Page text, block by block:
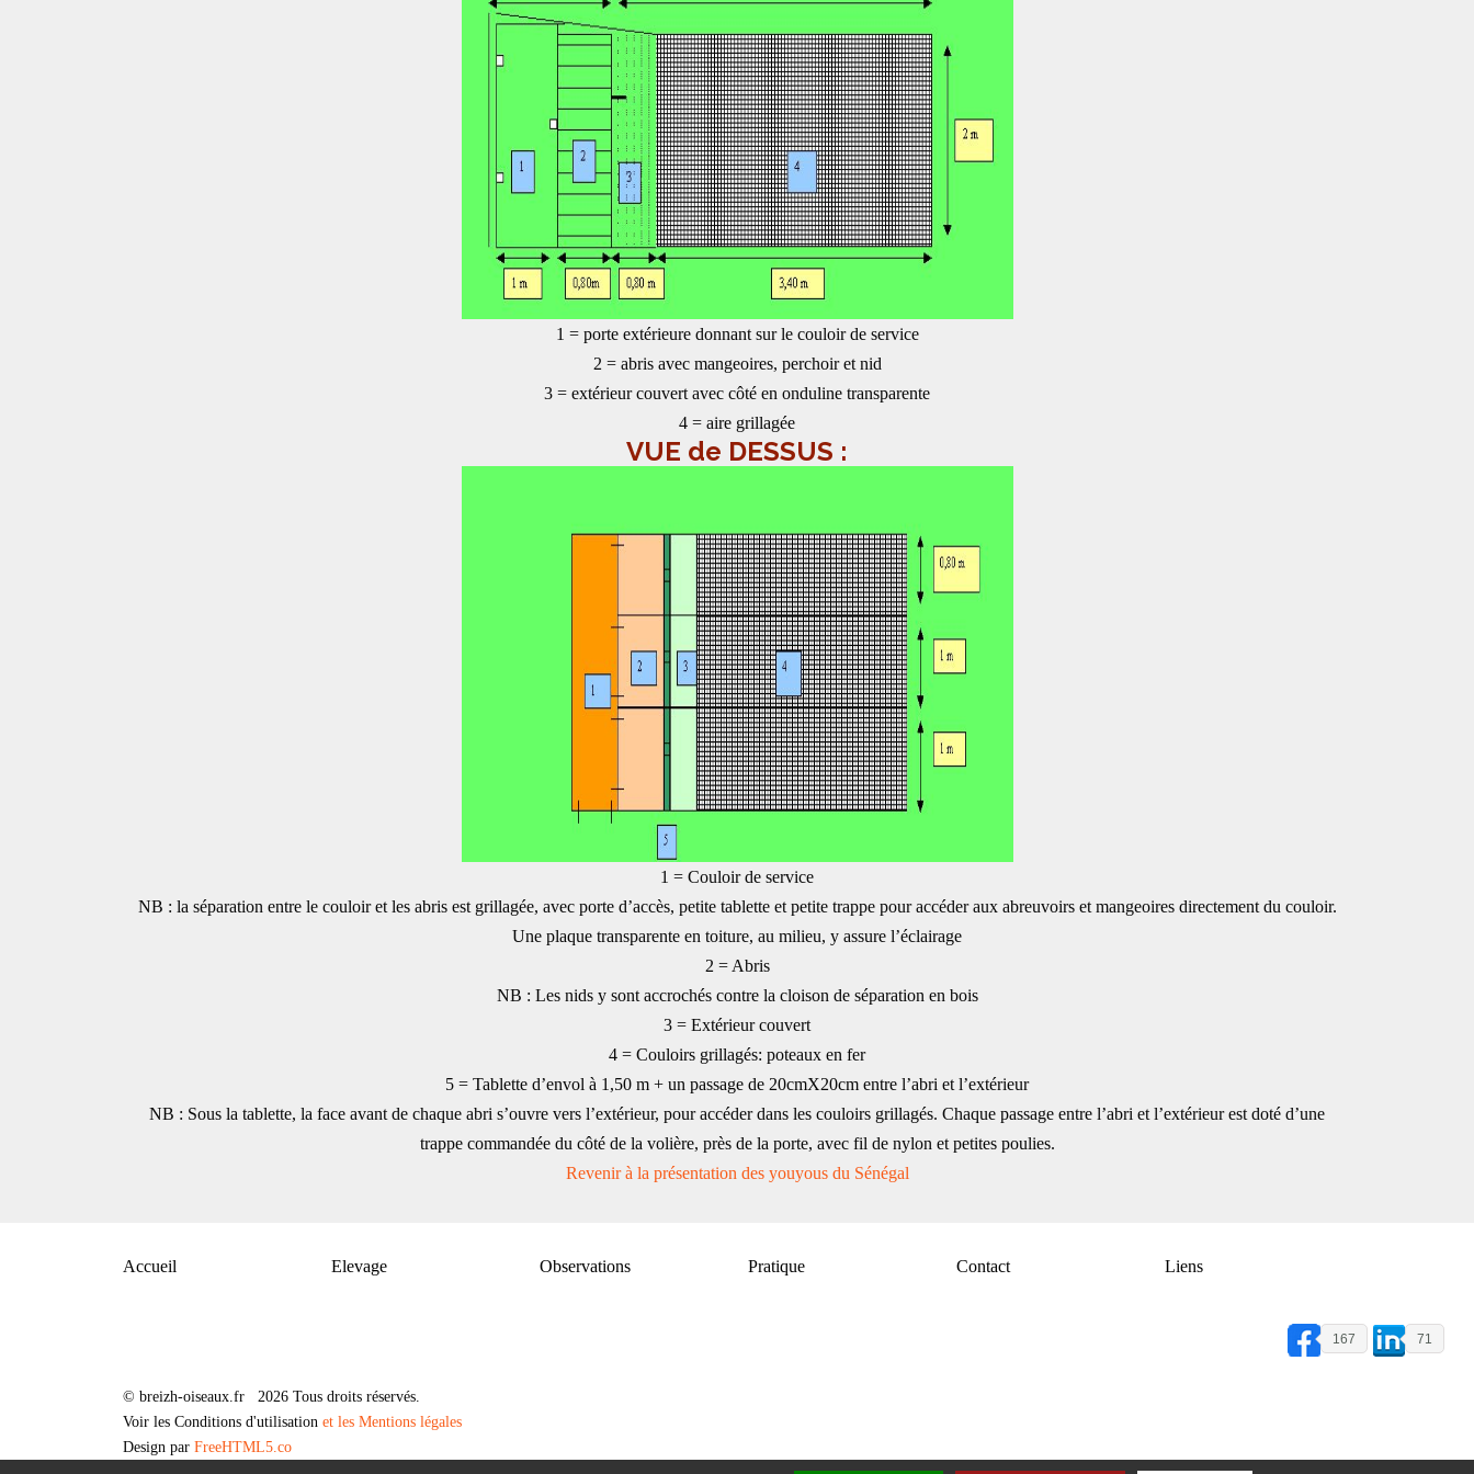
167 71
1 = porte extérieure donnant sur le couloir de service
2 = abris avec mangeoires, perchoir et nid
3 = extérieur couvert avec côté en onduline transparente
4 = aire grillagée
VUE de DESSUS :
1 = Couloir de service
NB : la séparation entre le couloir et les abris est grillagée, avec porte d’accès, petite tablette et petite trappe pour accéder aux abreuvoirs et mangeoires directement du couloir.
Une plaque transparente en toiture, au milieu, y assure l’éclairage
2 = Abris
NB : Les nids y sont accrochés contre la cloison de séparation en bois
3 = Extérieur couvert
4 = Couloirs grillagés: poteaux en fer
5 = Tablette d’envol à 1,50 m + un passage de 20cmX20cm entre l’abri et l’extérieur
NB : Sous la tablette, la face avant de chaque abri s’ouvre vers l’extérieur, pour accéder dans les couloirs grillagés. Chaque passage entre l’abri et l’extérieur est doté d’une
trappe commandée du côté de la volière, près de la porte, avec fil de nylon et petites poulies.
Revenir à la présentation des youyous du Sénégal
Accueil Elevage Observations Pratique Contact Liens
© breizh-oiseaux.fr 2026 Tous droits réservés.
Voir les Conditions d'utilisation et les Mentions légales
Design par FreeHTML5.co